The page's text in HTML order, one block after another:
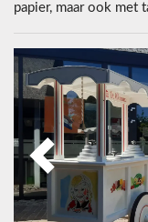
papier, maar ook met
Previous